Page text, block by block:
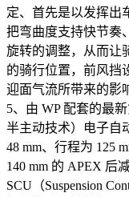
定、首先是以发挥出
把弯曲度支持快节奏
旋转的调整，从而让
的骑行位置，前风挡
迎面气流所带来的影
5、由 WP 配套的最新
半主动技术）电子自
48 mm、行程为 125
140 mm 的 APEX 后
SCU（Suspension